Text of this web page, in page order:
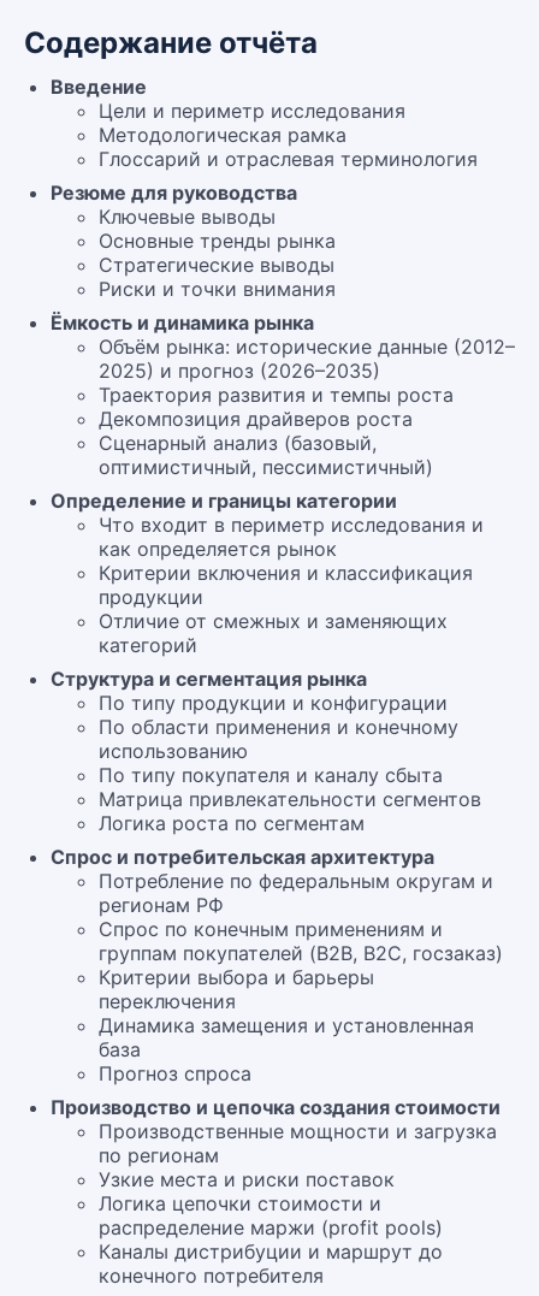
Содержание отчёта
Введение
Цели и периметр исследования
Методологическая рамка
Глоссарий и отраслевая терминология
Резюме для руководства
Ключевые выводы
Основные тренды рынка
Стратегические выводы
Риски и точки внимания
Ёмкость и динамика рынка
Объём рынка: исторические данные (2012–
2025) и прогноз (2026–2035)
Траектория развития и темпы роста
Декомпозиция драйверов роста
Сценарный анализ (базовый,
оптимистичный, пессимистичный)
Определение и границы категории
Что входит в периметр исследования и
как определяется рынок
Критерии включения и классификация
продукции
Отличие от смежных и заменяющих
категорий
Структура и сегментация рынка
По типу продукции и конфигурации
По области применения и конечному
использованию
По типу покупателя и каналу сбыта
Матрица привлекательности сегментов
Логика роста по сегментам
Спрос и потребительская архитектура
Потребление по федеральным округам и
регионам РФ
Спрос по конечным применениям и
группам покупателей (B2B, B2C, госзаказ)
Критерии выбора и барьеры
переключения
Динамика замещения и установленная
база
Прогноз спроса
Производство и цепочка создания стоимости
Производственные мощности и загрузка
по регионам
Узкие места и риски поставок
Логика цепочки стоимости и
распределение маржи (profit pools)
Каналы дистрибуции и маршрут до
конечного потребителя